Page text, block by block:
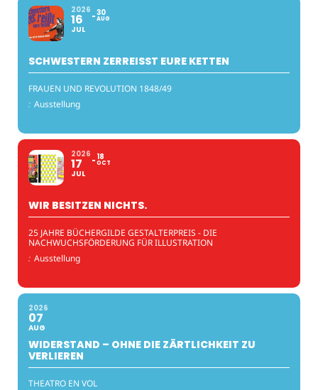
2026
16
JUL
30
AUG
SCHWESTERN ZERREISST EURE KETTEN
FRAUEN UND REVOLUTION 1848/49
: Ausstellung
2026
17
JUL
18
OCT
WIR BESITZEN NICHTS.
25 JAHRE BÜCHERGILDE GESTALTERPREIS - DIE
NACHWUCHSFÖRDERUNG FÜR ILLUSTRATION
: Ausstellung
2026
07
AUG
WIDERSTAND – OHNE DIE ZÄRTLICHKEIT ZU
VERLIEREN
THEATRO EN VOL